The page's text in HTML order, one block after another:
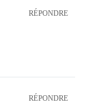
RÉPONDRE
RÉPONDRE